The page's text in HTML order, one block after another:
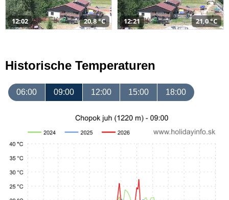
12:02 20,8 °C 12:21 21,0 °C
Historische Temperaturen
06:00 09:00 12:00 15:00 18:00